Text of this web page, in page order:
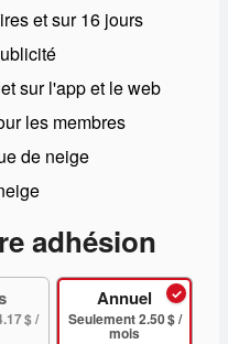
et sur 16 jours
sur l'app et le web
les membres
de neige
adhésion
$ /
Annuel
Seulement 2.50 $ /
mois